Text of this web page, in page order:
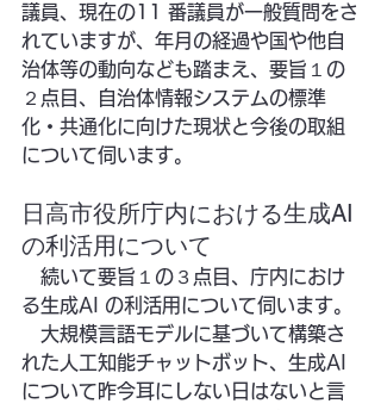
議員、現在の11 番議員が一般質問をさ
れていますが、年月の経過や国や他自
治体等の動向なども踏まえ、要旨１の
２点目、自治体情報システムの標準
化・共通化に向けた現状と今後の取組
について伺います。
日高市役所庁内における生成AI
の利活用について
続いて要旨１の３点目、庁内におけ
る生成AI の利活用について伺います。
大規模言語モデルに基づいて構築さ
れた人工知能チャットボット、生成AI
について昨今耳にしない日はないと言